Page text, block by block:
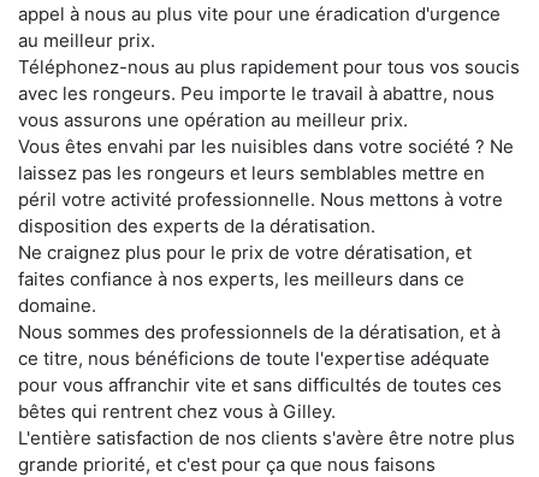
appel à nous au plus vite pour une éradication d'urgence
au meilleur prix.
Téléphonez-nous au plus rapidement pour tous vos soucis
avec les rongeurs. Peu importe le travail à abattre, nous
vous assurons une opération au meilleur prix.
Vous êtes envahi par les nuisibles dans votre société ? Ne
laissez pas les rongeurs et leurs semblables mettre en
péril votre activité professionnelle. Nous mettons à votre
disposition des experts de la dératisation.
Ne craignez plus pour le prix de votre dératisation, et
faites confiance à nos experts, les meilleurs dans ce
domaine.
Nous sommes des professionnels de la dératisation, et à
ce titre, nous bénéficions de toute l'expertise adéquate
pour vous affranchir vite et sans difficultés de toutes ces
bêtes qui rentrent chez vous à Gilley.
L'entière satisfaction de nos clients s'avère être notre plus
grande priorité, et c'est pour ça que nous faisons